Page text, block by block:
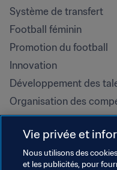
Système de transfert
Football féminin
Promotion du football
Innovation
Développement des
Organisation des
Développement
Droits de l'homme et
la discrimination
Vie privée et
Nous utilisons des
et les publicités, pour